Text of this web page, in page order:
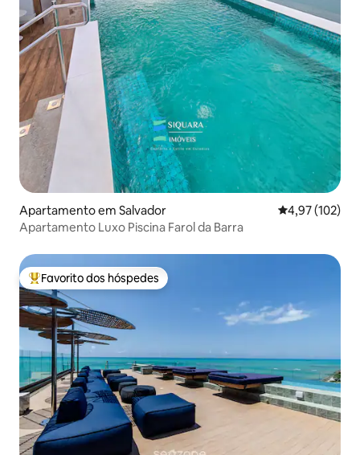
Apartamento em Salvador Classificação
4,97 (102)
Apartamento Luxo Piscina Farol da Barra
Favoritos dos hóspedes mais apreciados
Favorito dos hóspedes